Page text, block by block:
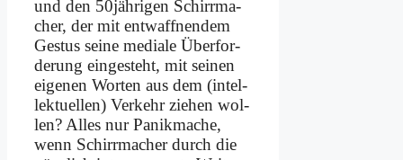
und den 50jährigen Schirr­ma­
cher, der mit ent­waff­nen­dem
Ge­stus sei­ne me­dia­le Über­for­
de­rung ein­ge­steht, mit sei­nen
ei­ge­nen Wor­ten aus dem (in­tel­
lek­tu­el­len) Ver­kehr zie­hen wol­
len? Al­les nur Pa­nik­ma­che,
wenn Schirr­ma­cher durch die